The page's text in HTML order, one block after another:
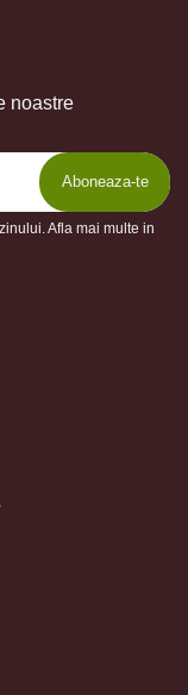
noastre
Afla mai multe in